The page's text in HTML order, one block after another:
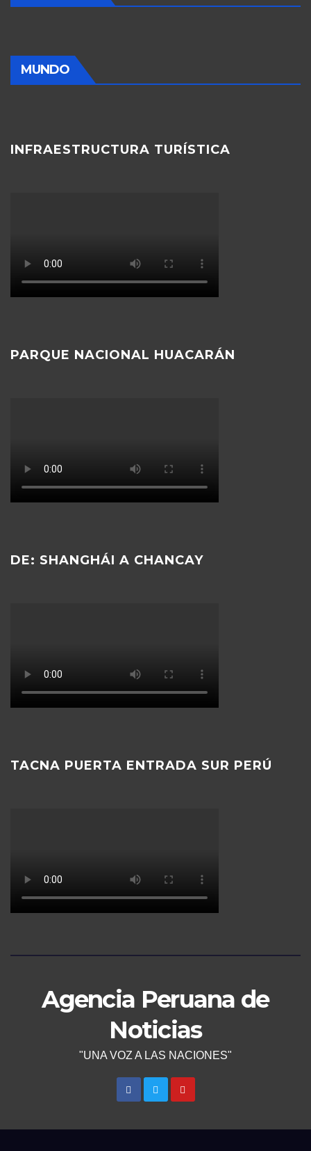
MUNDO
INFRAESTRUCTURA TURÍSTICA
PARQUE NACIONAL HUACARÁN
DE: SHANGHÁI A CHANCAY
TACNA PUERTA ENTRADA SUR PERÚ
Agencia Peruana de
Noticias
"UNA VOZ A LAS NACIONES"